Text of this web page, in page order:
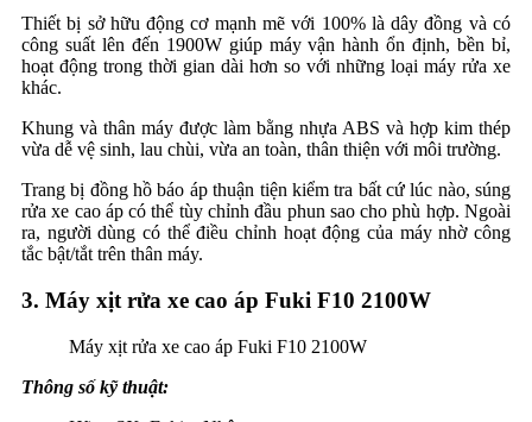
Thiết bị sở hữu động cơ mạnh mẽ với 100% là dây đồng và có
công suất lên đến 1900W giúp máy vận hành ổn định, bền bỉ,
hoạt động trong thời gian dài hơn so với những loại máy rửa xe
khác.
Khung và thân máy được làm bằng nhựa ABS và hợp kim thép
vừa dễ vệ sinh, lau chùi, vừa an toàn, thân thiện với môi trường.
Trang bị đồng hồ báo áp thuận tiện kiểm tra bất cứ lúc nào, súng
rửa xe cao áp có thể tùy chỉnh đầu phun sao cho phù hợp. Ngoài
ra, người dùng có thể điều chỉnh hoạt động của máy nhờ công
tắc bật/tắt trên thân máy.
3. Máy xịt rửa xe cao áp Fuki F10 2100W
Máy xịt rửa xe cao áp Fuki F10 2100W
Thông số kỹ thuật: